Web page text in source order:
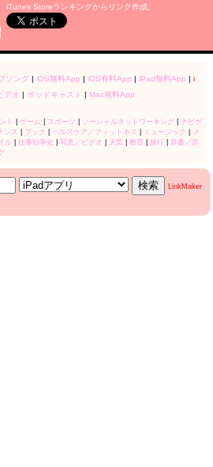
iTunes Storeランキングからリンク作成。
ソング| iOS無料App | iOS有料App | iPad無料App | i
デオ | ポッドキャスト | Mac無料App
ト ゲーム スポーツ ソーシャルネットワーキング| ナビゲ
ンス ブック ヘルスケア／フィットネス ミュージック
メ
ル| 仕事効率化 写真／ビデオ 天気| 教育| 旅行| 辞書／辞
LinkMaker